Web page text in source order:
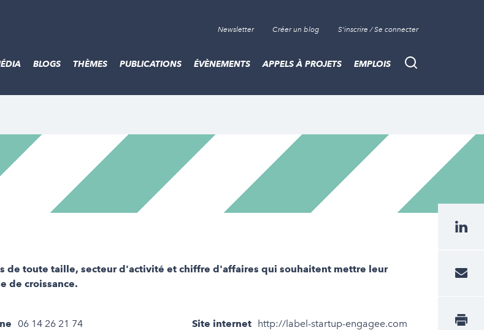
Newsletter Créer un blog S'inscrire / Se connecter
Recherche
BLOGS THÈMES PUBLICATIONS ÉVÈNEMENTS APPELS À PROJETS EMPLOIS
de toute taille, secteur d'activité et chiffre d'affaires qui souhaitent mettre leur
de croissance.
06 14 26 21 74 Site internet http://label-startup-engagee.com